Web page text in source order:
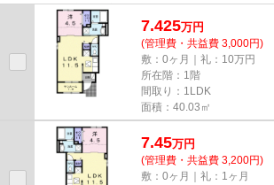
+日割り。割引対象は家賃のみで、...
7.425万円
(管理費・共益費 3,000円)
敷：0ヶ月｜礼：10万円
所在階：1階
間取り：1LDK
面積：40.03㎡
7.45万円
(管理費・共益費 3,200円)
敷：0ヶ月｜礼：1ヶ月